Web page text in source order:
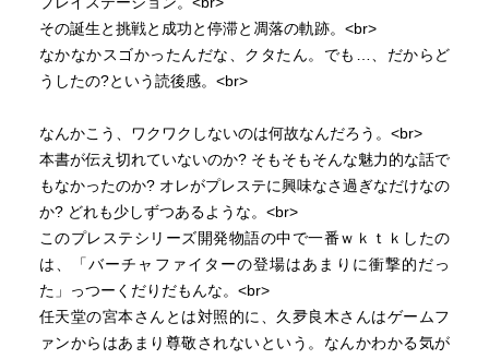
その誕生と挑戦と成功と停滞と凋落の軌跡。<br>
なかなかスゴかったんだな、クタたん。でも…、だからど
うしたの?という読後感。<br>
なんかこう、ワクワクしないのは何故なんだろう。<br>
本書が伝え切れていないのか? そもそもそんな魅力的な話で
もなかったのか? オレがプレステに興味なさ過ぎなだけなの
か? どれも少しずつあるような。<br>
このプレステシリーズ開発物語の中で一番ｗｋｔｋしたの
は、「バーチャファイターの登場はあまりに衝撃的だっ
た」っつーくだりだもんな。<br>
任天堂の宮本さんとは対照的に、久夛良木さんはゲームフ
ァンからはあまり尊敬されないという。なんかわかる気が